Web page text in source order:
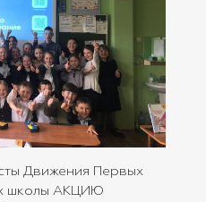
Движения Первых
школы АКЦИЮ